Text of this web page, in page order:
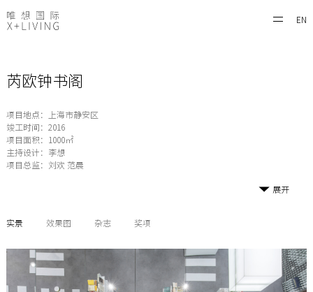
EN
芮欧钟书阁
项目地点：上海市静安区
竣工时间：2016
项目面积：1000㎡
主持设计：李想
项目总监：刘欢 范晨
展开
实景 效果图 杂志 奖项